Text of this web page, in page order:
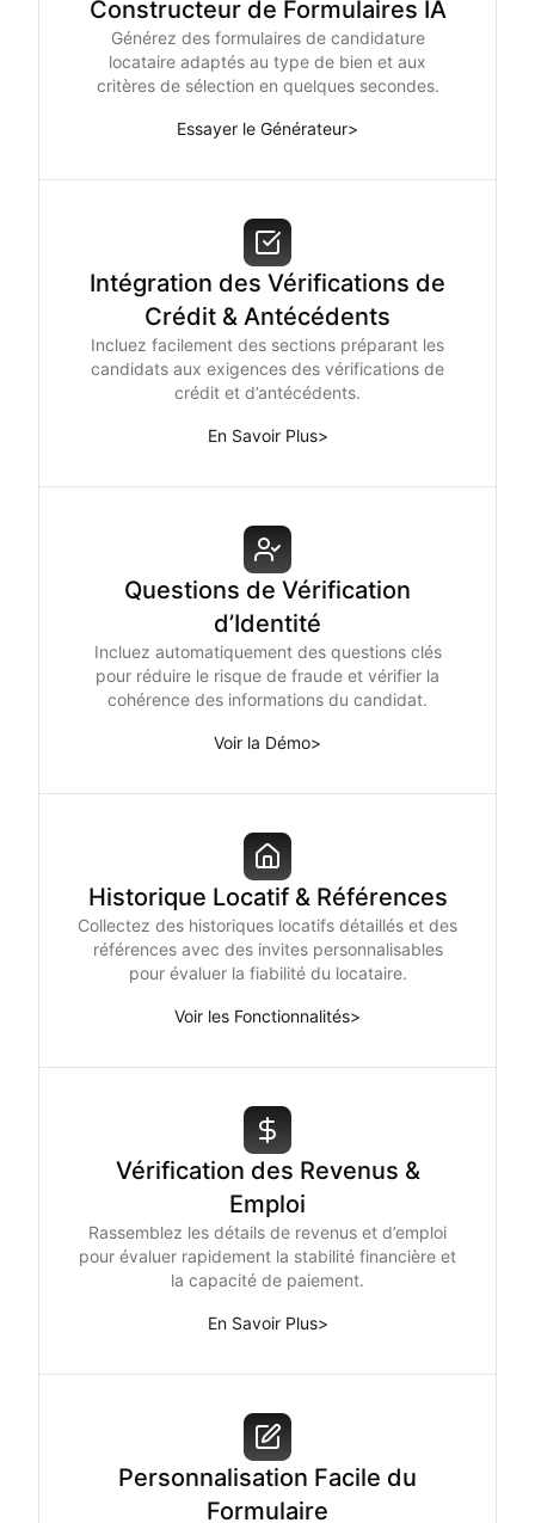
Constructeur de Formulaires IA
Générez des formulaires de candidature
locataire adaptés au type de bien et aux
critères de sélection en quelques secondes.
Essayer le Générateur>
Intégration des Vérifications de
Crédit & Antécédents
Incluez facilement des sections préparant les
candidats aux exigences des vérifications de
crédit et d’antécédents.
En Savoir Plus>
Questions de Vérification
d’Identité
Incluez automatiquement des questions clés
pour réduire le risque de fraude et vérifier la
cohérence des informations du candidat.
Voir la Démo>
Historique Locatif & Références
Collectez des historiques locatifs détaillés et des
références avec des invites personnalisables
pour évaluer la fiabilité du locataire.
Voir les Fonctionnalités>
Vérification des Revenus &
Emploi
Rassemblez les détails de revenus et d’emploi
pour évaluer rapidement la stabilité financière et
la capacité de paiement.
En Savoir Plus>
Personnalisation Facile du
Formulaire